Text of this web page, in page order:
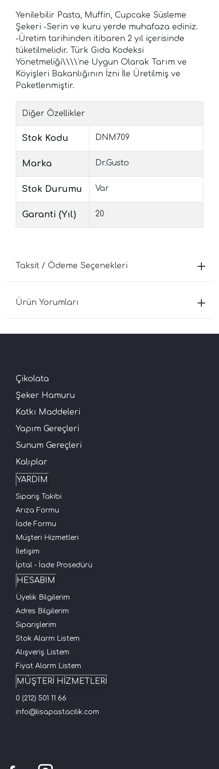
Yenilebilir Pasta, Muffin, Cupcake Süsleme
Şekeri -Serin ve kuru yerde muhafaza ediniz.
-Üretim tarihinden itibaren 2 yıl içerisinde
tüketilmelidir. Türk Gıda Kodeksi
Yönetmeliği\\\\'ne Uygun Olarak Tarım ve
Köyişleri Bakanlığının İzni İle Üretilmiş ve
Paketlenmiştir.
Diğer Özellikler
Stok Kodu DNM709
Marka Dr.Gusto
Stok Durumu Var
Garanti (Yıl) 20
Taksit / Ödeme Seçenekleri
Ürün Yorumları
Çikolata
Şeker Hamuru
Katkı Maddeleri
Yapım Gereçleri
Sunum Gereçleri
Kalıplar
YARDIM
Sipariş Takibi
Arıza Formu
İade Formu
Müşteri Hizmetleri
İletişim
İptal - İade Prosedürü
HESABIM
Üyelik Bilgilerim
Adres Bilgilerim
Siparişlerim
Stok Alarm Listem
Alışveriş Listem
Fiyat Alarm Listem
MÜŞTERİ HİZMETLERİ
0 (212) 501 11 66
info@lisapastacilik.com